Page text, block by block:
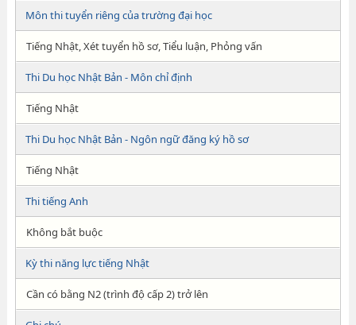
Môn thi tuyển riêng của trường đại học
Tiếng Nhật, Xét tuyển hồ sơ, Tiểu luận, Phỏng vấn
Thi Du học Nhật Bản - Môn chỉ định
Tiếng Nhật
Thi Du học Nhật Bản - Ngôn ngữ đăng ký hồ sơ
Tiếng Nhật
Thi tiếng Anh
Không bắt buộc
Kỳ thi năng lực tiếng Nhật
Cần có bằng N2 (trình độ cấp 2) trở lên